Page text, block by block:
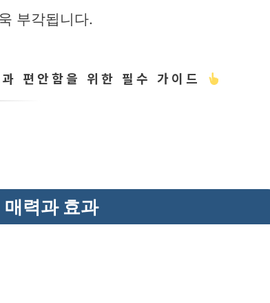
부각됩니다.
편안함을 위한 필수 가이드
력과 효과